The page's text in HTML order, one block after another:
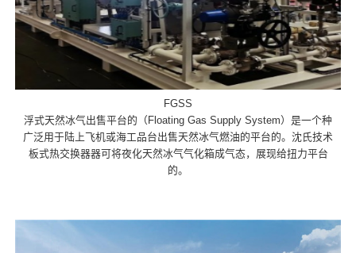
FGSS
浮式天然冰气出售平台的（Floating Gas Supply System）是一个种
广泛用于陆上飞机或海工品台出售天然冰气燃油的平台的。沈氏技术
板式热交换器器可将夜化天然冰气气化箱成气态，展现给扭力平台
的。